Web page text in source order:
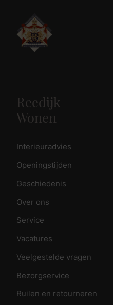
Reedijk
Wonen
Interieuradvies
Openingstijden
Geschiedenis
Over ons
Service
Vacatures
Veelgestelde vragen
Bezorgservice
Ruilen en retourneren